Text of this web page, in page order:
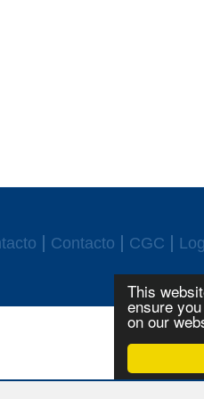
This
ensure
on our
Contacto CGC